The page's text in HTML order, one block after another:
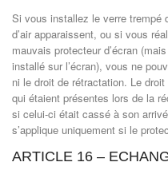
Si vous installez le verre trempé
d’air apparaissent, ou si vous
mauvais protecteur d’écran
installé sur l’écran), vous ne
ni le droit de rétractation. Le
qui étaient présentes lors de la
si celui-ci était cassé à son
s’applique uniquement si le
ARTICLE 16 –